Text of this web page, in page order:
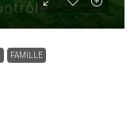
FAMILLE